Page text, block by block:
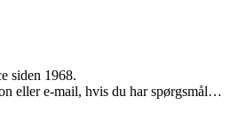
siden 1968.
eller e-mail, hvis du har spørgsmål…